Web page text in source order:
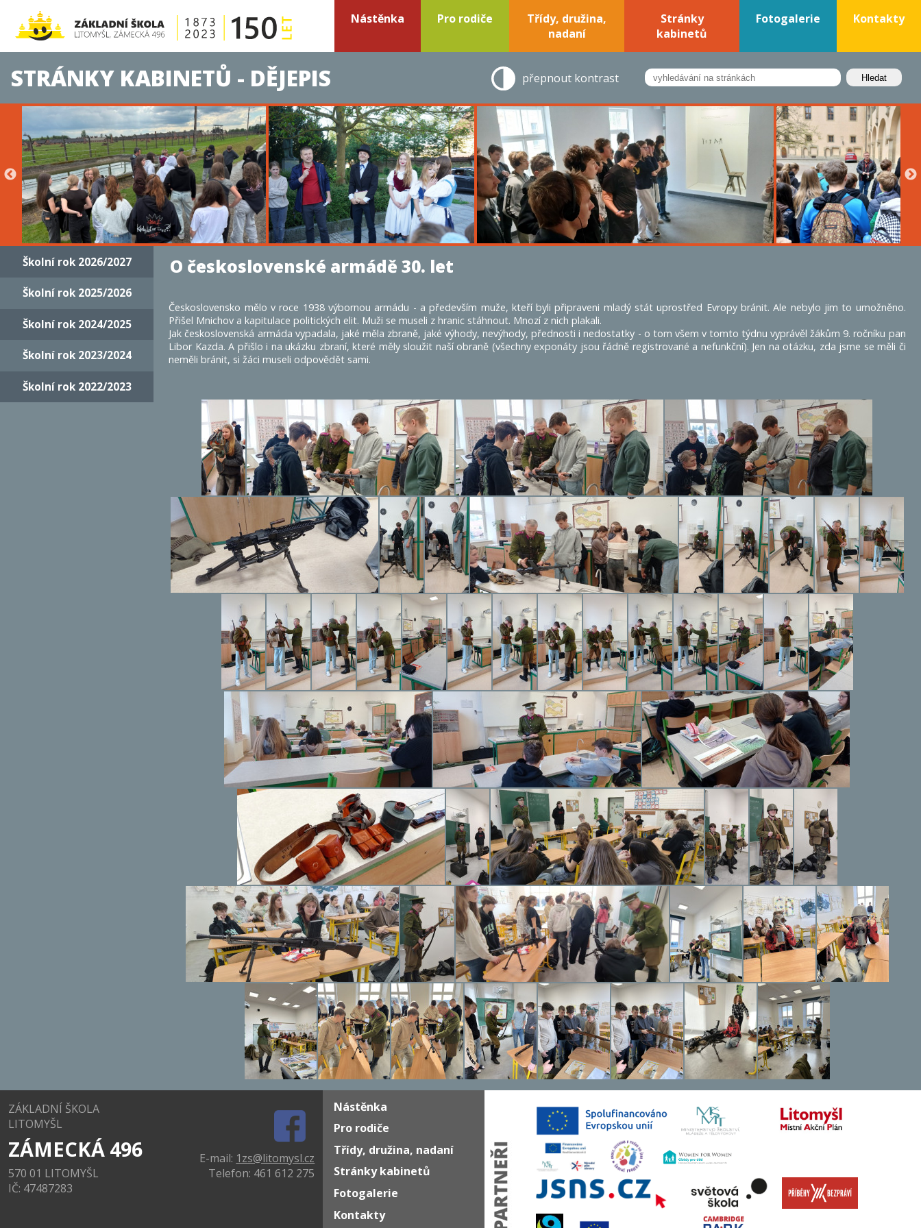
Nástěnka Pro rodiče
Třídy, družina,
nadaní
Stránky
kabinetů
Fotogalerie Kontakty
přepnout kontrast
STRÁNKY KABINETŮ - DĚJEPIS
Školní rok 2026/2027
Školní rok 2025/2026
Školní rok 2024/2025
Školní rok 2023/2024
Školní rok 2022/2023
O československé armádě 30. let
Československo mělo v roce 1938 výbornou armádu - a především muže, kteří byli připraveni mladý stát uprostřed Evropy bránit. Ale nebylo jim to umožněno.
Přišel Mnichov a kapitulace politických elit. Muži se museli z hranic stáhnout. Mnozí z nich plakali.
Jak československá armáda vypadala, jaké měla zbraně, jaké výhody, nevýhody, přednosti i nedostatky - o tom všem v tomto týdnu vyprávěl žákům 9. ročníku pan
Libor Kazda. A přišlo i na ukázku zbraní, které měly sloužit naší obraně (všechny exponáty jsou řádně registrované a nefunkční). Jen na otázku, zda jsme se měli či
neměli bránit, si žáci museli odpovědět sami.
ZÁKLADNÍ ŠKOLA
LITOMYŠL
ZÁMECKÁ 496
570 01 LITOMYŠL
IČ: 47487283
E-mail: 1zs@litomysl.cz
Telefon: 461 612 275
Nástěnka
Pro rodiče
Třídy, družina, nadaní
Stránky kabinetů
Fotogalerie
Kontakty